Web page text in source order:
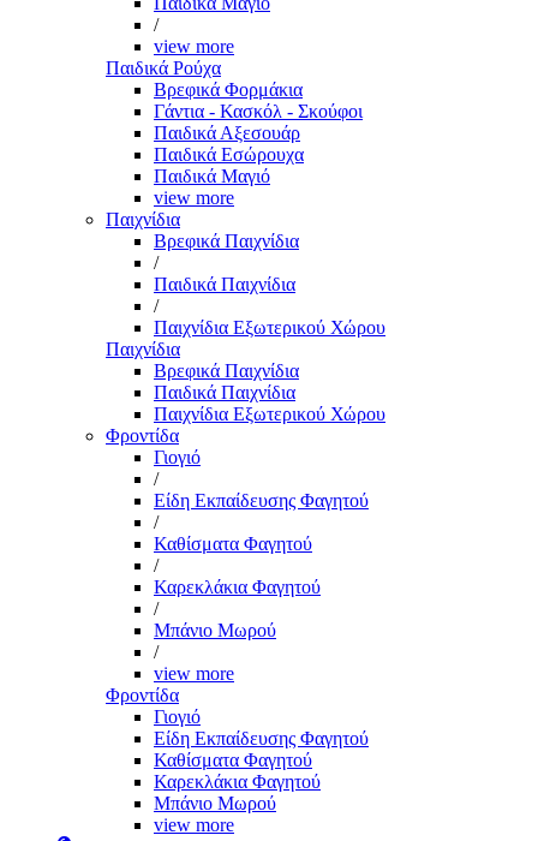
/
view more
Παιδικά Ρούχα
Βρεφικά Φορμάκια
Γάντια - Κασκόλ - Σκούφοι
Παιδικά Αξεσουάρ
Παιδικά Εσώρουχα
Παιδικά Μαγιό
view more
Παιχνίδια
Βρεφικά Παιχνίδια
/
Παιδικά Παιχνίδια
/
Παιχνίδια Εξωτερικού Χώρου
Παιχνίδια
Βρεφικά Παιχνίδια
Παιδικά Παιχνίδια
Παιχνίδια Εξωτερικού Χώρου
Φροντίδα
Γιογιό
/
Είδη Εκπαίδευσης Φαγητού
/
Καθίσματα Φαγητού
/
Καρεκλάκια Φαγητού
/
Μπάνιο Μωρού
/
view more
Φροντίδα
Γιογιό
Είδη Εκπαίδευσης Φαγητού
Καθίσματα Φαγητού
Καρεκλάκια Φαγητού
Μπάνιο Μωρού
view more